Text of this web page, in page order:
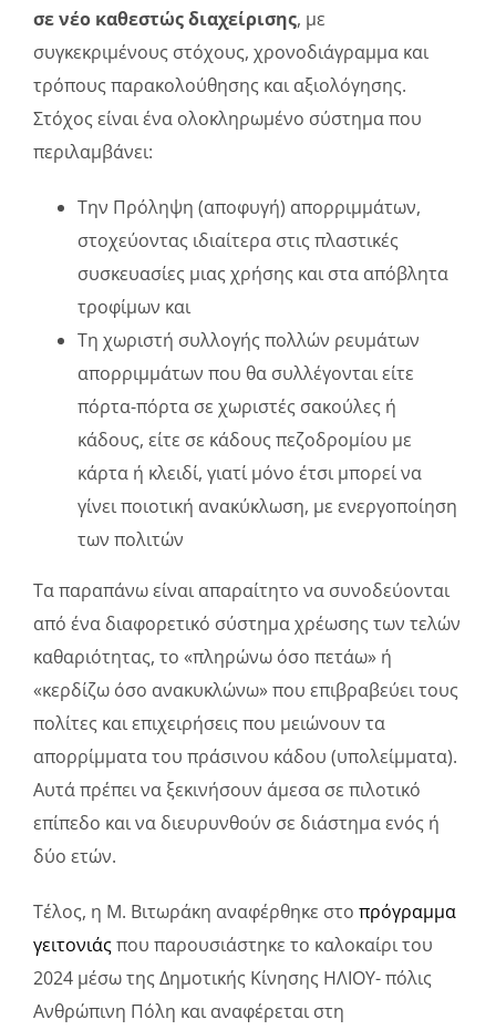
σε νέο καθεστώς διαχείρισης, με
συγκεκριμένους στόχους, χρονοδιάγραμμα και
τρόπους παρακολούθησης και αξιολόγησης.
Στόχος είναι ένα ολοκληρωμένο σύστημα που
περιλαμβάνει:
Την Πρόληψη (αποφυγή) απορριμμάτων,
στοχεύοντας ιδιαίτερα στις πλαστικές
συσκευασίες μιας χρήσης και στα απόβλητα
τροφίμων και
Τη χωριστή συλλογής πολλών ρευμάτων
απορριμμάτων που θα συλλέγονται είτε
πόρτα-πόρτα σε χωριστές σακούλες ή
κάδους, είτε σε κάδους πεζοδρομίου με
κάρτα ή κλειδί, γιατί μόνο έτσι μπορεί να
γίνει ποιοτική ανακύκλωση, με ενεργοποίηση
των πολιτών
Τα παραπάνω είναι απαραίτητο να συνοδεύονται
από ένα διαφορετικό σύστημα χρέωσης των τελών
καθαριότητας, το «πληρώνω όσο πετάω» ή
«κερδίζω όσο ανακυκλώνω» που επιβραβεύει τους
πολίτες και επιχειρήσεις που μειώνουν τα
απορρίμματα του πράσινου κάδου (υπολείμματα).
Αυτά πρέπει να ξεκινήσουν άμεσα σε πιλοτικό
επίπεδο και να διευρυνθούν σε διάστημα ενός ή
δύο ετών.
Τέλος, η Μ. Βιτωράκη αναφέρθηκε στο πρόγραμμα
γειτονιάςπου παρουσιάστηκε το καλοκαίρι του
2024 μέσω της Δημοτικής Κίνησης ΗΛΙΟΥ- πόλις
Ανθρώπινη Πόλη και αναφέρεται στη